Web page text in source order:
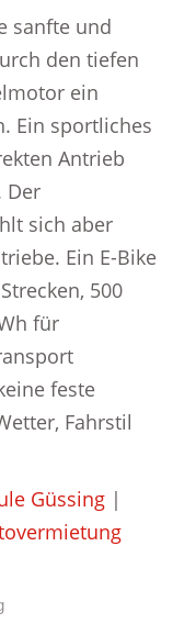
sanfte und
den tiefen
ein
Ein sportliches
Antrieb
Der
sich aber
Ein E-Bike
500
für
feste
Fahrstil
Güssing |